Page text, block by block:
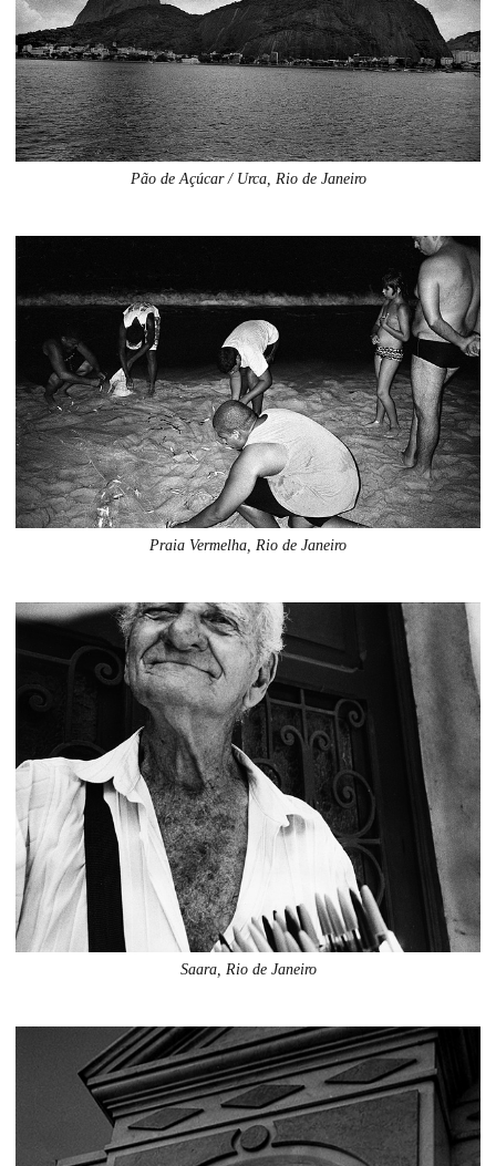
Pão de Açúcar / Urca, Rio de Janeiro
Praia Vermelha, Rio de Janeiro
Saara, Rio de Janeiro